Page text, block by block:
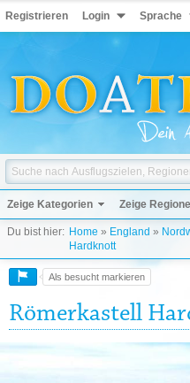
Registrieren Login Sprache
Zeige Kategorien Zeige
Du bist hier: Home » England »
Hardknott
Als besucht markieren
Römerkastell